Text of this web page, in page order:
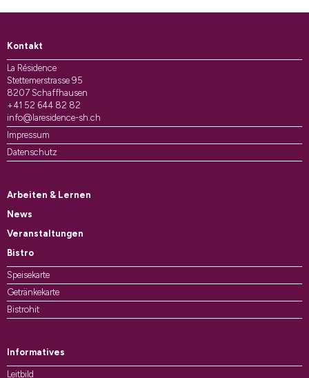
Kontakt
La Résidence
Stettemerstrasse 95
8207 Schaffhausen
+41 52 644 82 82
info@laresidence-sh.ch
Impressum
Datenschutz
Arbeiten & Lernen
News
Veranstaltungen
Bistro
Speisekarte
Getränkekarte
Bistrohit
Informatives
Leitbild